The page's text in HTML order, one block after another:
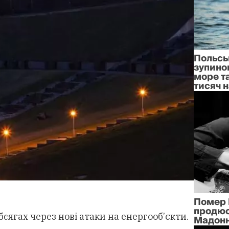
через нові атаки на енергооб’єкти.
море
тисяч
Помер